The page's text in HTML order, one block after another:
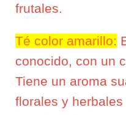
frutales.
Té color amarillo:
conocido, con un
Tiene un aroma
florales y